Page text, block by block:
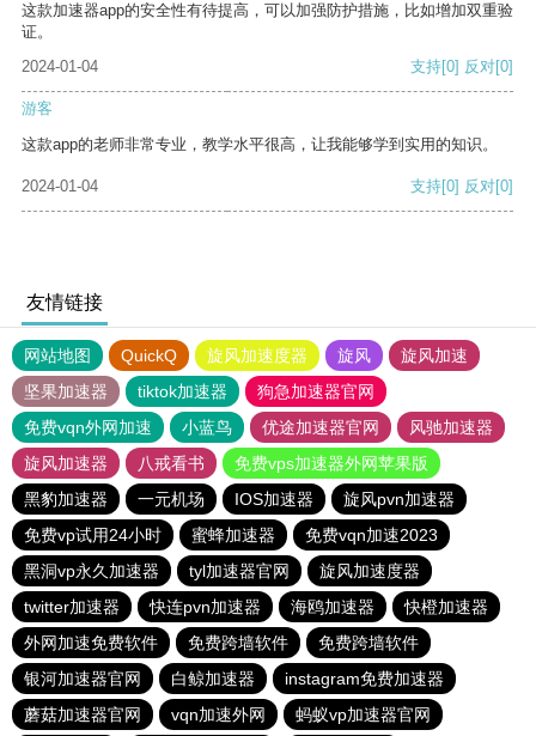
这款加速器app的安全性有待提高，可以加强防护措施，比如增加双重验
证。
2024-01-04
支持[0] 反对[0]
游客
这款app的老师非常专业，教学水平很高，让我能够学到实用的知识。
2024-01-04 支持[0] 反对[0]
友情链接
网站地图 QuickQ 旋风加速度器 旋风
旋风加速
坚果加速器
tiktok加速器
狗急加速器官网
免费vqn外网加速
小蓝鸟 优途加速器官网
风驰加速器
旋风加速器
八戒看书
免费vps加速器外网苹果版
黑豹加速器
一元机场 IOS加速器
旋风pvn加速器
免费vp试用24小时
蜜蜂加速器
免费vqn加速2023
黑洞vp永久加速器
tyl加速器官网
旋风加速度器
twitter加速器
快连pvn加速器 海鸥加速器
快橙加速器
外网加速免费软件
免费跨墙软件
免费跨墙软件
银河加速器官网
白鲸加速器
instagram免费加速器
蘑菇加速器官网
vqn加速外网 蚂蚁vp加速器官网